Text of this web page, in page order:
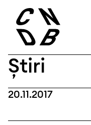
content
caută
Știri
20.11.2017